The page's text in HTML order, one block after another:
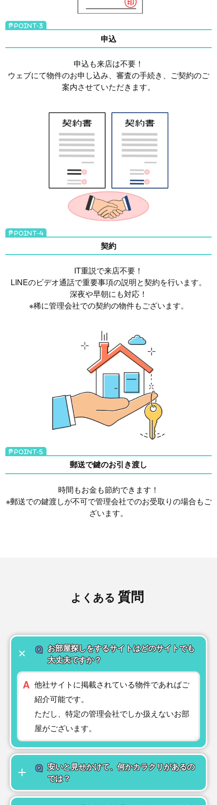
申込
申込も来店は不要！
ウェブにて物件のお申し込み、審査の手続き、ご契約のご
案内させていただきます。
契約
IT重説で来店不要！
LINEのビデオ通話で重要事項の説明と契約を行います。
深夜や早朝にも対応！
※稀に管理会社での契約の物件もございます。
郵送で鍵のお引き渡し
時間もお金も節約できます！
※郵送での鍵渡しが不可で管理会社でのお受取りの場合もご
ざいます。
よくある 質問
Q お部屋探しをするサイトはどのサイトでも
大丈夫ですか？
A 他社サイトに掲載されている物件であればご
紹介可能です。
ただし、特定の管理会社でしか扱えないお部
屋がございます。
Q 安いと見せかけて、何かカラクリがあるの
では？